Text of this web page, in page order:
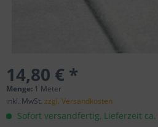
14,80 € *
Menge: 1 Meter
inkl. MwSt. zzgl. Versandkosten
Sofort versandfertig, Lieferzeit